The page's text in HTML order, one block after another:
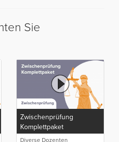
Sie
Zwischenprüfung
Komplettpaket
Diverse Dozenten